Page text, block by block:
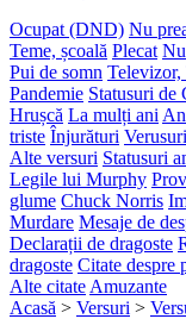
Ocupat (DND) Nu
Teme, școală Plecat
Pui de somn
Pandemie Statusuri de
Hrușcă La mulți ani
triste Înjurături
Alte versuri Statusuri
Legile lui Murphy
glume Chuck Norris
Murdare Mesaje de
Declarații de dragoste
dragoste Citate despre
Alte citate Amuzante
Acasă > Versuri >